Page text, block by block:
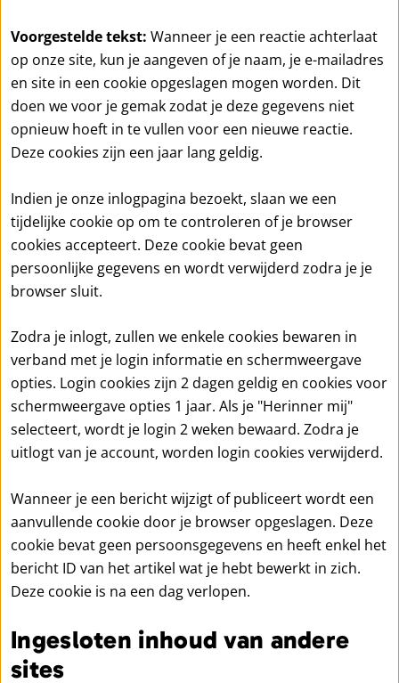
Voorgestelde tekst: Wanneer je een reactie achterlaat
op onze site, kun je aangeven of je naam, je e-mailadres
en site in een cookie opgeslagen mogen worden. Dit
doen we voor je gemak zodat je deze gegevens niet
opnieuw hoeft in te vullen voor een nieuwe reactie.
Deze cookies zijn een jaar lang geldig.
Indien je onze inlogpagina bezoekt, slaan we een
tijdelijke cookie op om te controleren of je browser
cookies accepteert. Deze cookie bevat geen
persoonlijke gegevens en wordt verwijderd zodra je je
browser sluit.
Zodra je inlogt, zullen we enkele cookies bewaren in
verband met je login informatie en schermweergave
opties. Login cookies zijn 2 dagen geldig en cookies voor
schermweergave opties 1 jaar. Als je "Herinner mij"
selecteert, wordt je login 2 weken bewaard. Zodra je
uitlogt van je account, worden login cookies verwijderd.
Wanneer je een bericht wijzigt of publiceert wordt een
aanvullende cookie door je browser opgeslagen. Deze
cookie bevat geen persoonsgegevens en heeft enkel het
bericht ID van het artikel wat je hebt bewerkt in zich.
Deze cookie is na een dag verlopen.
Ingesloten inhoud van andere
sites